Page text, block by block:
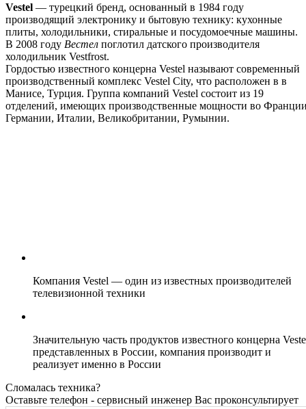
Vestel — турецкий бренд, основанный в 1984 году
производящий электронику и бытовую технику: кухонные
плиты, холодильники, стиральные и посудомоечные машины.
В 2008 году Вестел поглотил датского производителя
холодильник Vestfrost.
Гордостью известного концерна Vestel называют современный
производственный комплекс Vestel City, что расположен в в
Манисе, Турция. Группа компаний Vestel состоит из 19
отделений, имеющих производственные мощности во
Германии, Италии, Великобритании, Румынии.
Компания Vestel — один из известных производителей
телевизионной техники
Значительную часть продуктов известного концерна
представленных в России, компания производит и
реализует именно в России
Сломалась техника?
Оставьте телефон - сервисный инженер Вас проконсультирует